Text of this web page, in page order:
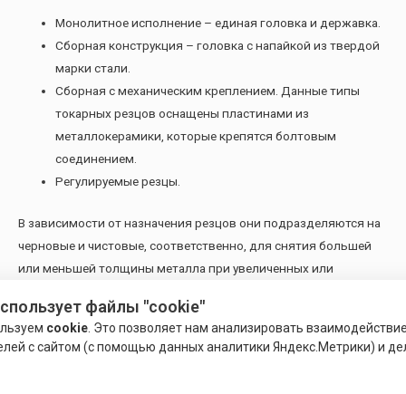
Монолитное исполнение – единая головка и державка.
Сборная конструкция – головка с напайкой из твердой
марки стали.
Сборная с механическим креплением. Данные типы
токарных резцов оснащены пластинами из
металлокерамики, которые крепятся болтовым
соединением.
Регулируемые резцы.
В зависимости от назначения резцов они подразделяются на
черновые и чистовые, соответственно, для снятия большей
или меньшей толщины металла при увеличенных или
по направлению подачи на правый и левый.
В основном виды резцов для токарного станка определяются
файлы "cookie"
cookie . Это позволяет нам анализировать
с сайтом (с помощью данных аналитики Яндекс.Метрики) и